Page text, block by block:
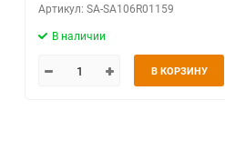
Артикул: SA-SA106R01159
В наличии
В КОРЗИНУ